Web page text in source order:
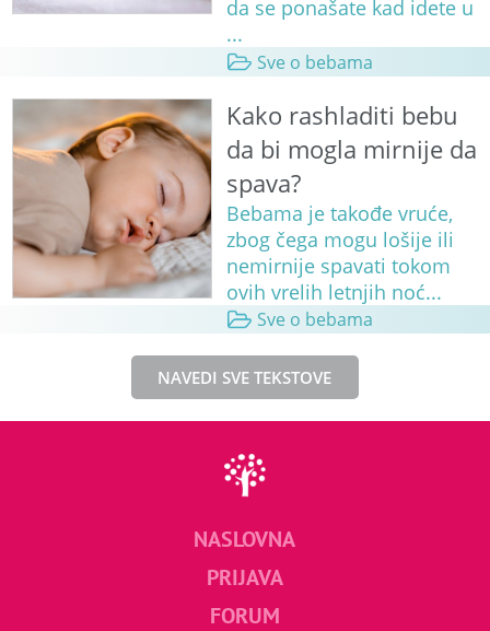
da se ponašate kad idete u
...
Sve o bebama
Kako rashladiti bebu
da bi mogla mirnije da
spava?
Bebama je takođe vruće,
zbog čega mogu lošije ili
nemirnije spavati tokom
ovih vrelih letnjih noć...
Sve o bebama
NAVEDI SVE TEKSTOVE
NASLOVNA
PRIJAVA
FORUM